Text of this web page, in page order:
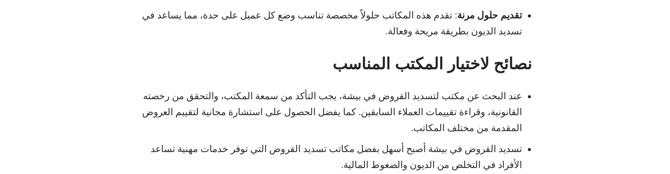
تقديم حلول مرنة: تقدم هذه المكاتب حلولاً مخصصة تناسب وضع كل عميل على حدة، مما يساعد في
تسديد الديون بطريقة مريحة وفعالة.
نصائح لاختيار المكتب المناسب
عند البحث عن مكتب لتسديد القروض في بيشة، يجب التأكد من سمعة المكتب، والتحقق من رخصته
القانونية، وقراءة تقييمات العملاء السابقين. كما يفضل الحصول على استشارة مجانية لتقييم العروض
المقدمة من مختلف المكاتب.
تسديد القروض في بيشة أصبح أسهل بفضل مكاتب تسديد القروض التي توفر خدمات مهنية تساعد
الأفراد في التخلص من الديون والضغوط المالية.